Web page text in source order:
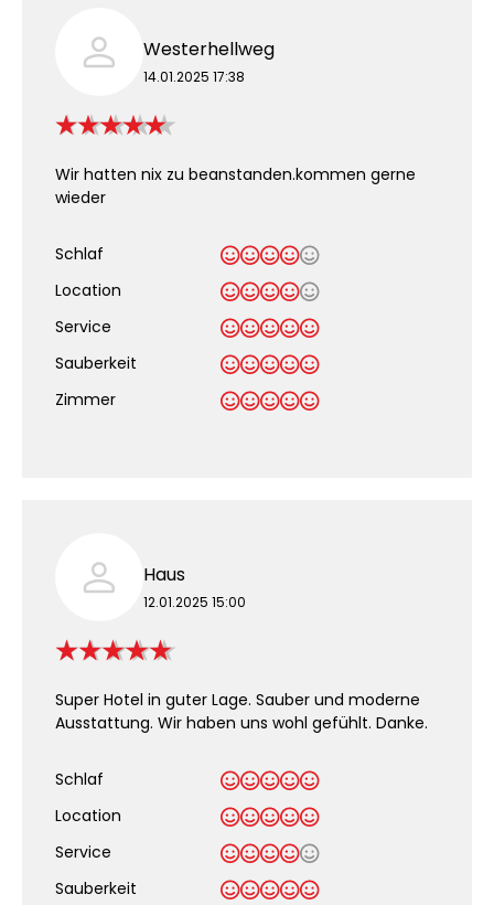
Westerhellweg
14.01.2025 17:38
Wir hatten nix zu beanstanden.kommen gerne
wieder
Schlaf
Location
Service
Sauberkeit
Zimmer
Haus
12.01.2025 15:00
Super Hotel in guter Lage. Sauber und moderne
Ausstattung. Wir haben uns wohl gefühlt. Danke.
Schlaf
Location
Service
Sauberkeit